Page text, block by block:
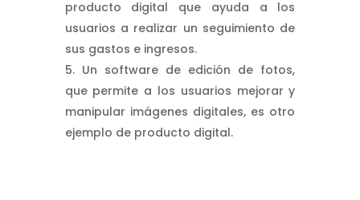
producto digital que ayuda a los
usuarios a realizar un seguimiento de
sus gastos e ingresos.
Un software de edición de fotos,
que permite a los usuarios mejorar y
manipular imágenes digitales, es otro
ejemplo de producto digital.